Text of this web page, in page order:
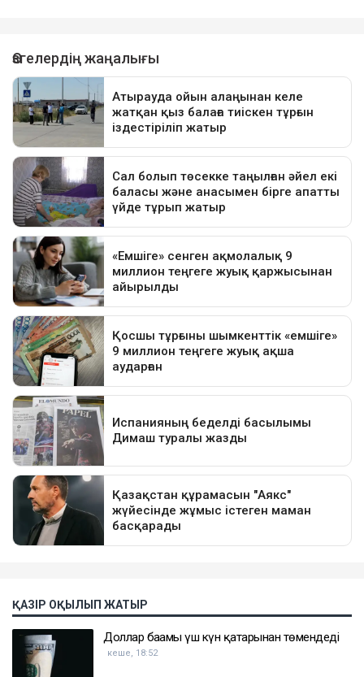
ҚАЗІР ОҚЫЛЫП ЖАТЫР
Доллар бағамы үш күн қатарынан төмендеді
кеше, 18:52